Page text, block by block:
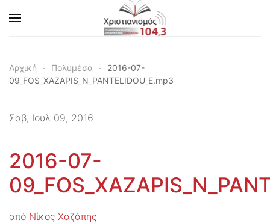
Skip to main content
Αρχική Πολυμέσα
2016-07-
09_FOS_XAZAPIS_N_PANTELIDOU_E.mp3
Σαβ, Ιουλ 09, 2016
2016-07-
από Νίκος Χαζάπης